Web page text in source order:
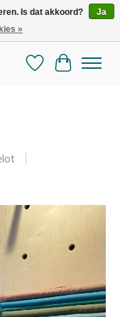
Verlanglijst
Is dat akkoord?
Ja
»